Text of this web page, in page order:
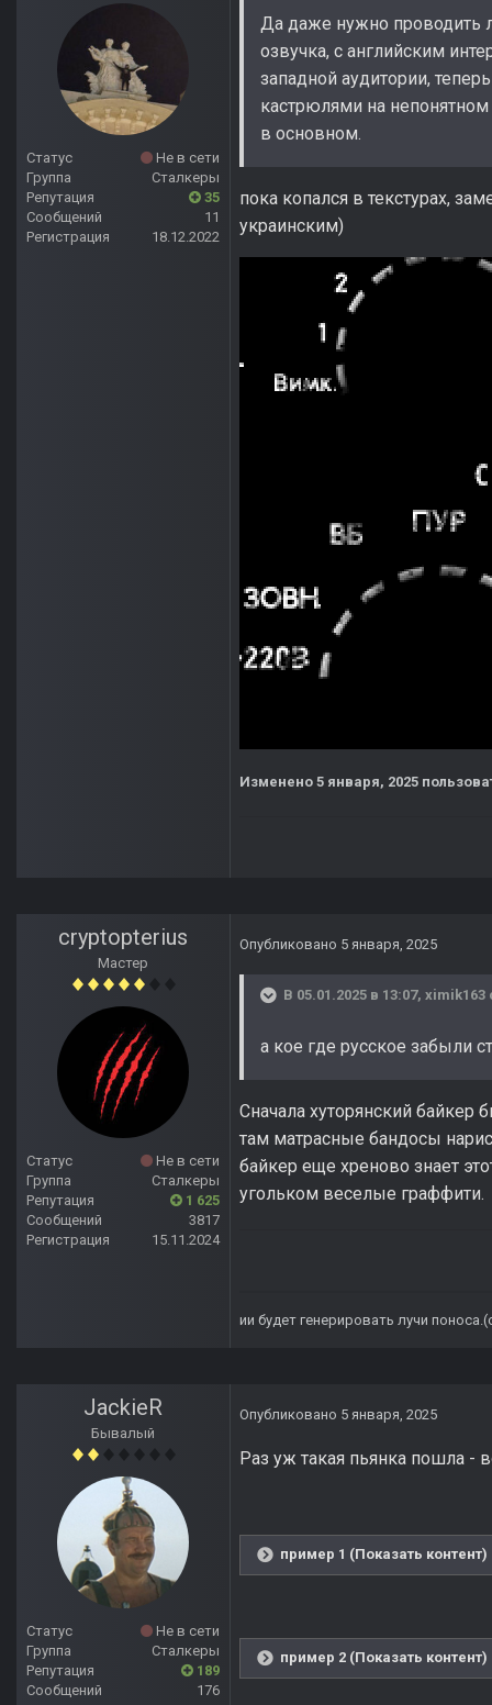
Статус
Не в сети
Группа
Сталкеры
Репутация
35
Сообщений
11
Регистрация
18.12.2022
Да даже нужно проводить
озвучка, с английским
западной аудитории,
кастрюлями на
в основном.
пока копался в текстурах,
украинским)
Изменено 5 января, 2025
cryptopterius
Мастер
Статус
Не в сети
Группа
Сталкеры
Репутация
1 625
Сообщений
3817
Регистрация
15.11.2024
Опубликовано 5 января, 2025
В 05.01.2025 в 13:07, ximik163
а кое где русское забыли
Сначала хуторянский байкер
там матрасные бандосы
байкер еще хреново знает
угольком веселые граффити.
ии будет генерировать лучи
JackieR
Бывалый
Статус
Не в сети
Группа
Сталкеры
Репутация
189
Сообщений
176
Опубликовано 5 января, 2025
Раз уж такая пьянка пошла -
пример 1 (Показать контент)
пример 2 (Показать контент)